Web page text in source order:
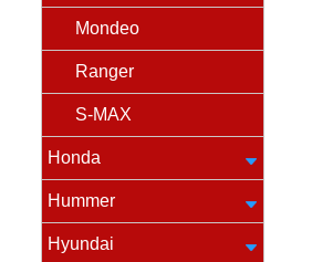
Mondeo
Ranger
S-MAX
Honda
Hummer
Hyundai